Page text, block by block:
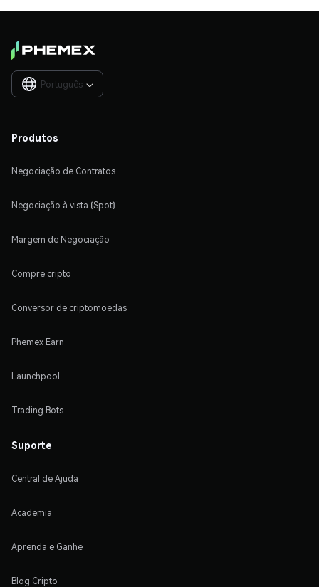
Português 
Produtos
Negociação de Contratos
Negociação à vista (Spot)
Margem de Negociação
Compre cripto
Conversor de criptomoedas
Phemex Earn
Launchpool
Trading Bots
Suporte
Central de Ajuda
Academia
Aprenda e Ganhe
Blog Cripto